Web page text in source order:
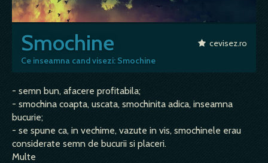
Smochine
Ce inseamna cand visezi: Smochine
cevisez.ro
- semn bun, afacere profitabila;
- smochina coapta, uscata, smochinita adica, inseamna
bucurie;
- se spune ca, in vechime, vazute in vis, smochinele erau
considerate semn de bucurii si placeri.
Multe